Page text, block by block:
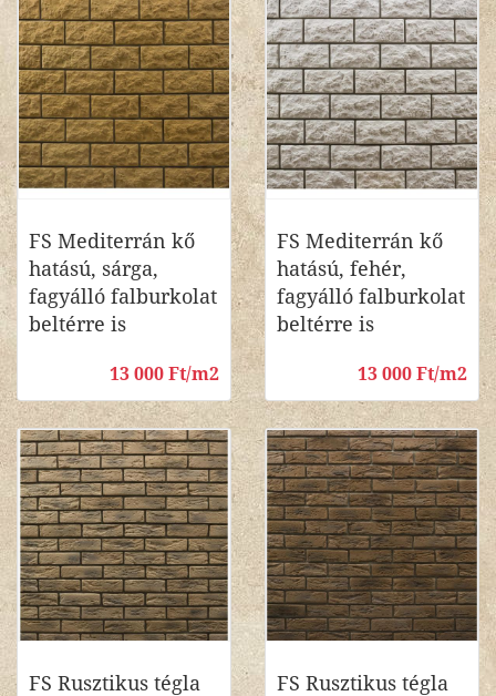
FS Mediterrán kő
hatású, sárga,
fagyálló falburkolat
beltérre is
13 000 Ft/m2
FS Mediterrán kő
hatású, fehér,
fagyálló falburkolat
beltérre is
13 000 Ft/m2
FS Rusztikus tégla
FS Rusztikus tégla